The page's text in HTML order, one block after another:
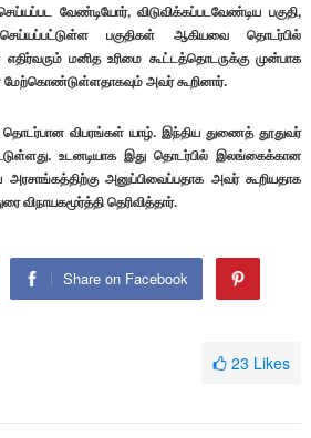
வேண்டியோர், விடுவிக்கப்படவேண்டிய பகுதி,
பகுதிகள் ஆகியவை தொடர்பில்
மனித உரிமை கூட்டத்தொடருக்கு முன்பாக
மேற்கொண்டுள்ளதாகவும் அவர் கூறினார்.
விபரங்கள் யாழ். இந்திய துணைத் தூதுவர்
உடனடியாக இது தொடர்பில் இலங்கைக்கான
அனுப்பிவைப்பதாக அவர் கூறியதாக
விநாயகமூர்த்தி தெரிவித்தார்.
Share on Facebook
23 Likes